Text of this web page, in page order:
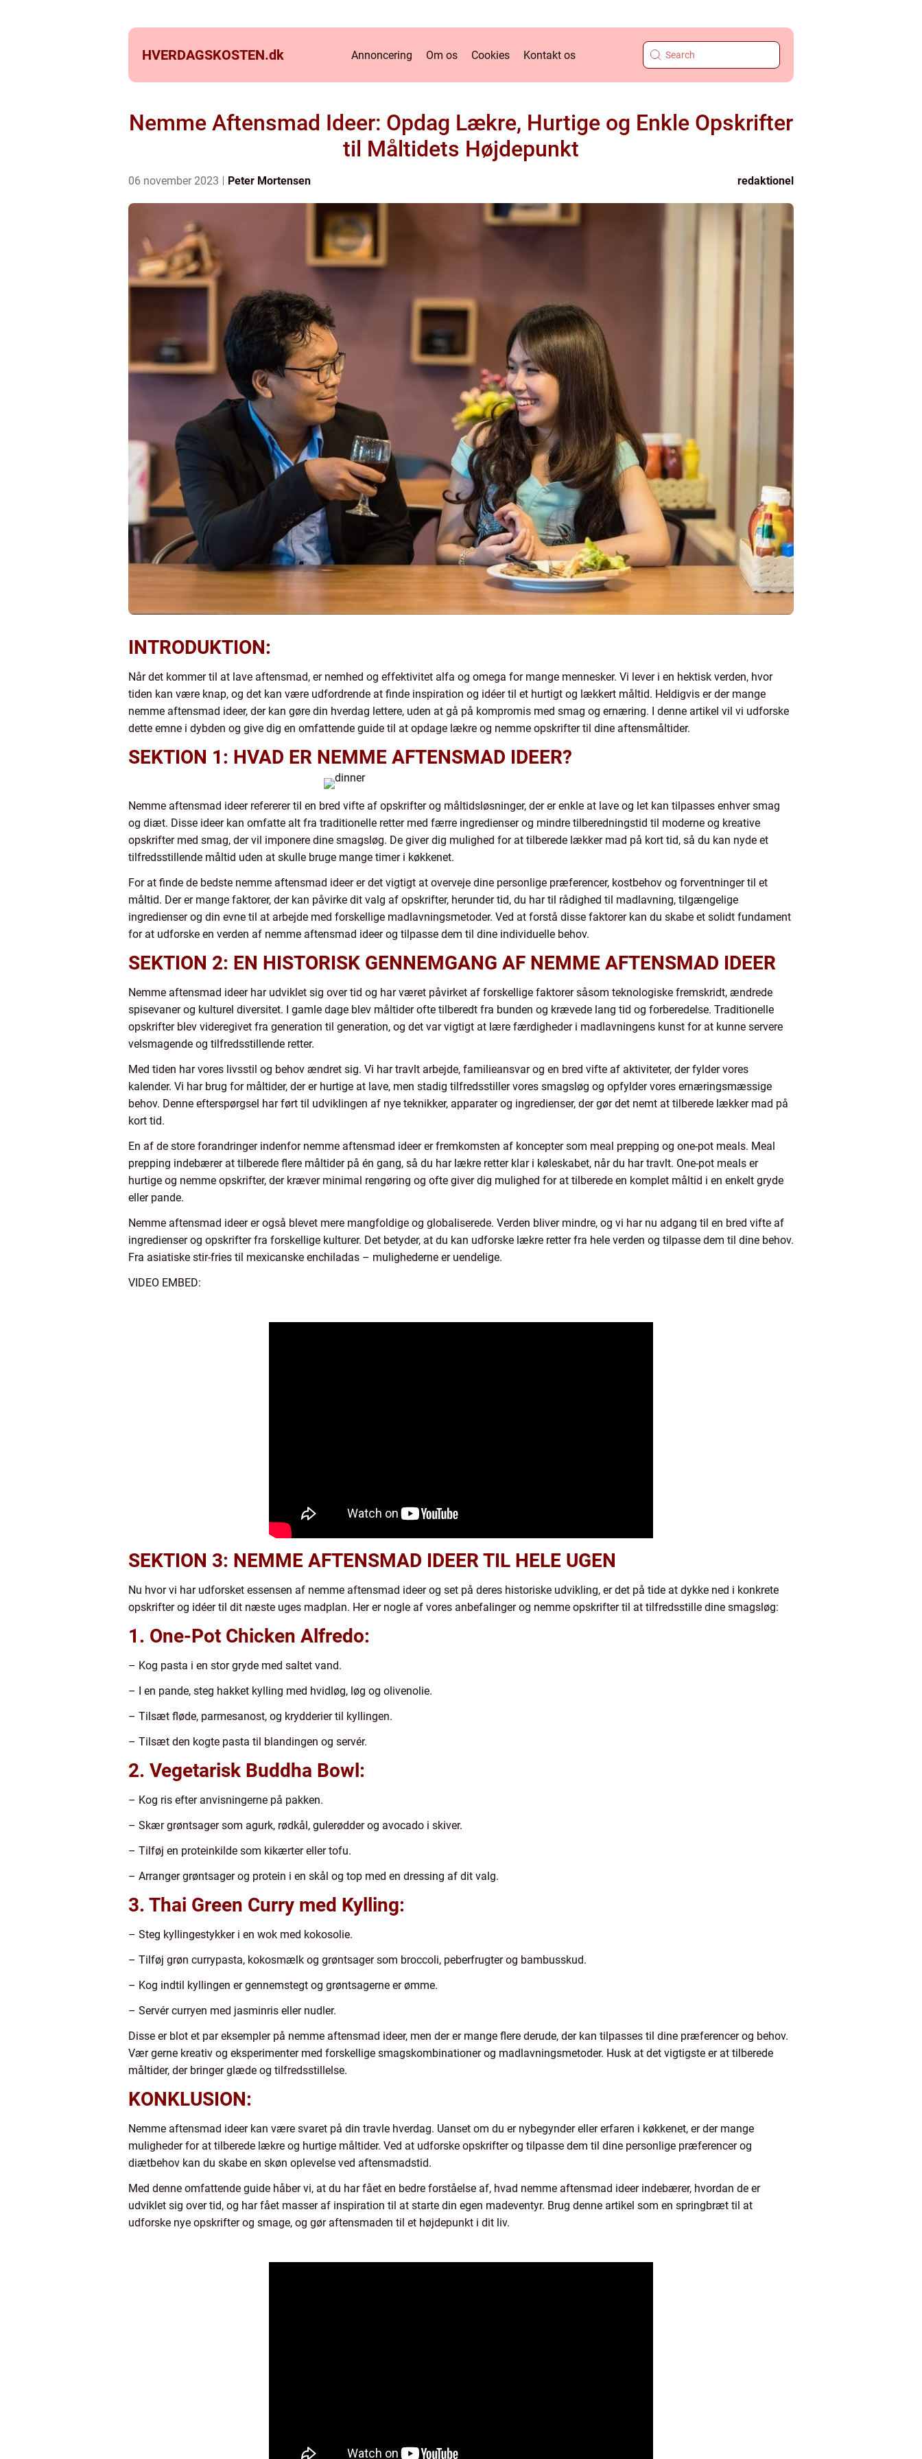
HVERDAGSKOSTEN.dk Annoncering Om os Cookies Kontakt os
Nemme Aftensmad Ideer: Opdag Lækre, Hurtige og Enkle Opskrifter
til Måltidets Højdepunkt
06 november 2023 Peter Mortensen redaktionel
INTRODUKTION:
Når det kommer til at lave aftensmad, er nemhed og effektivitet alfa og omega for mange mennesker. Vi lever i en hektisk verden, hvor
tiden kan være knap, og det kan være udfordrende at finde inspiration og idéer til et hurtigt og lækkert måltid. Heldigvis er der mange
nemme aftensmad ideer, der kan gøre din hverdag lettere, uden at gå på kompromis med smag og ernæring. I denne artikel vil vi udforske
dette emne i dybden og give dig en omfattende guide til at opdage lækre og nemme opskrifter til dine aftensmåltider.
SEKTION 1: HVAD ER NEMME AFTENSMAD IDEER?
Nemme aftensmad ideer refererer til en bred vifte af opskrifter og måltidsløsninger, der er enkle at lave og let kan tilpasses enhver smag
og diæt. Disse ideer kan omfatte alt fra traditionelle retter med færre ingredienser og mindre tilberedningstid til moderne og kreative
opskrifter med smag, der vil imponere dine smagsløg. De giver dig mulighed for at tilberede lækker mad på kort tid, så du kan nyde et
tilfredsstillende måltid uden at skulle bruge mange timer i køkkenet.
For at finde de bedste nemme aftensmad ideer er det vigtigt at overveje dine personlige præferencer, kostbehov og forventninger til et
måltid. Der er mange faktorer, der kan påvirke dit valg af opskrifter, herunder tid, du har til rådighed til madlavning, tilgængelige
ingredienser og din evne til at arbejde med forskellige madlavningsmetoder. Ved at forstå disse faktorer kan du skabe et solidt fundament
for at udforske en verden af nemme aftensmad ideer og tilpasse dem til dine individuelle behov.
SEKTION 2: EN HISTORISK GENNEMGANG AF NEMME AFTENSMAD IDEER
Nemme aftensmad ideer har udviklet sig over tid og har været påvirket af forskellige faktorer såsom teknologiske fremskridt, ændrede
spisevaner og kulturel diversitet. I gamle dage blev måltider ofte tilberedt fra bunden og krævede lang tid og forberedelse. Traditionelle
opskrifter blev videregivet fra generation til generation, og det var vigtigt at lære færdigheder i madlavningens kunst for at kunne servere
velsmagende og tilfredsstillende retter.
Med tiden har vores livsstil og behov ændret sig. Vi har travlt arbejde, familieansvar og en bred vifte af aktiviteter, der fylder vores
kalender. Vi har brug for måltider, der er hurtige at lave, men stadig tilfredsstiller vores smagsløg og opfylder vores ernæringsmæssige
behov. Denne efterspørgsel har ført til udviklingen af nye teknikker, apparater og ingredienser, der gør det nemt at tilberede lækker mad på
kort tid.
En af de store forandringer indenfor nemme aftensmad ideer er fremkomsten af koncepter som meal prepping og one-pot meals. Meal
prepping indebærer at tilberede flere måltider på én gang, så du har lækre retter klar i køleskabet, når du har travlt. One-pot meals er
hurtige og nemme opskrifter, der kræver minimal rengøring og ofte giver dig mulighed for at tilberede en komplet måltid i en enkelt gryde
eller pande.
Nemme aftensmad ideer er også blevet mere mangfoldige og globaliserede. Verden bliver mindre, og vi har nu adgang til en bred vifte af
ingredienser og opskrifter fra forskellige kulturer. Det betyder, at du kan udforske lækre retter fra hele verden og tilpasse dem til dine behov.
Fra asiatiske stir-fries til mexicanske enchiladas – mulighederne er uendelige.
VIDEO EMBED:
SEKTION 3: NEMME AFTENSMAD IDEER TIL HELE UGEN
Nu hvor vi har udforsket essensen af nemme aftensmad ideer og set på deres historiske udvikling, er det på tide at dykke ned i konkrete
opskrifter og idéer til dit næste uges madplan. Her er nogle af vores anbefalinger og nemme opskrifter til at tilfredsstille dine smagsløg:
1. One-Pot Chicken Alfredo:
– Kog pasta i en stor gryde med saltet vand.
– I en pande, steg hakket kylling med hvidløg, løg og olivenolie.
– Tilsæt fløde, parmesanost, og krydderier til kyllingen.
– Tilsæt den kogte pasta til blandingen og servér.
2. Vegetarisk Buddha Bowl:
– Kog ris efter anvisningerne på pakken.
– Skær grøntsager som agurk, rødkål, gulerødder og avocado i skiver.
– Tilføj en proteinkilde som kikærter eller tofu.
– Arranger grøntsager og protein i en skål og top med en dressing af dit valg.
3. Thai Green Curry med Kylling:
– Steg kyllingestykker i en wok med kokosolie.
– Tilføj grøn currypasta, kokosmælk og grøntsager som broccoli, peberfrugter og bambusskud.
– Kog indtil kyllingen er gennemstegt og grøntsagerne er ømme.
– Servér curryen med jasminris eller nudler.
Disse er blot et par eksempler på nemme aftensmad ideer, men der er mange flere derude, der kan tilpasses til dine præferencer og behov.
Vær gerne kreativ og eksperimenter med forskellige smagskombinationer og madlavningsmetoder. Husk at det vigtigste er at tilberede
måltider, der bringer glæde og tilfredsstillelse.
KONKLUSION:
Nemme aftensmad ideer kan være svaret på din travle hverdag. Uanset om du er nybegynder eller erfaren i køkkenet, er der mange
muligheder for at tilberede lækre og hurtige måltider. Ved at udforske opskrifter og tilpasse dem til dine personlige præferencer og
diætbehov kan du skabe en skøn oplevelse ved aftensmadstid.
Med denne omfattende guide håber vi, at du har fået en bedre forståelse af, hvad nemme aftensmad ideer indebærer, hvordan de er
udviklet sig over tid, og har fået masser af inspiration til at starte din egen madeventyr. Brug denne artikel som en springbræt til at
udforske nye opskrifter og smage, og gør aftensmaden til et højdepunkt i dit liv.